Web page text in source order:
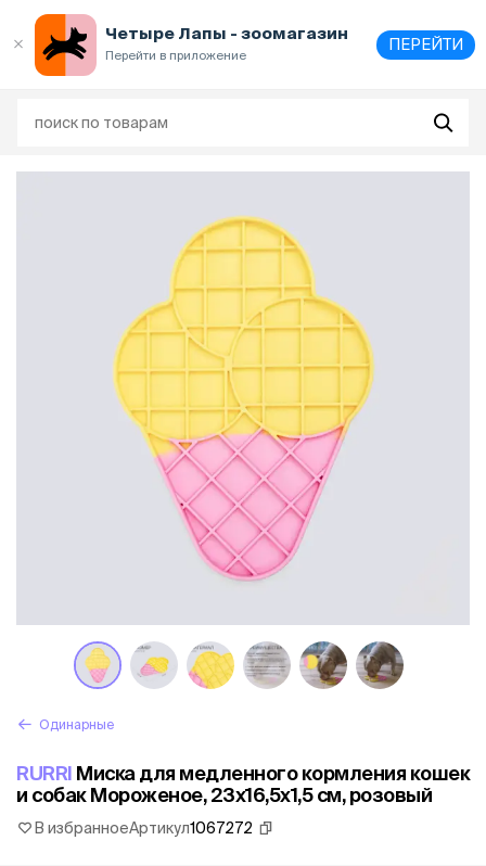
Четыре Лапы - зоомагазин
Перейти в приложение
ПЕРЕЙТИ
Одинарные
RURRI Миска для медленного кормления кошек
и собак Мороженое, 23х16,5х1,5 см, розовый
В избранноеАртикул1067272